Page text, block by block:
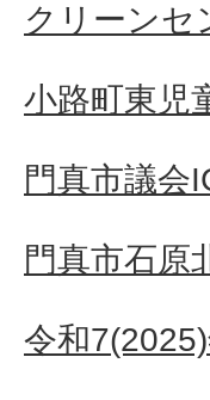
クリーンセ
小路町東児
門真市議会
門真市石原
令和